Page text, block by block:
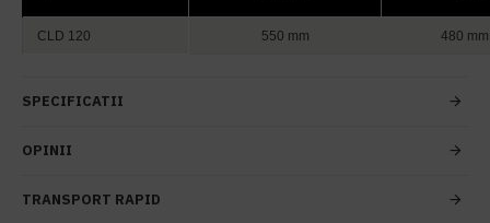
CLD 120 550 mm 480 mm
SPECIFICATII
OPINII
TRANSPORT RAPID